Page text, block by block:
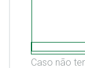
Caso não